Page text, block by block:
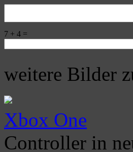
7 + 4 =
weitere Bilder
Xbox One
Controller in